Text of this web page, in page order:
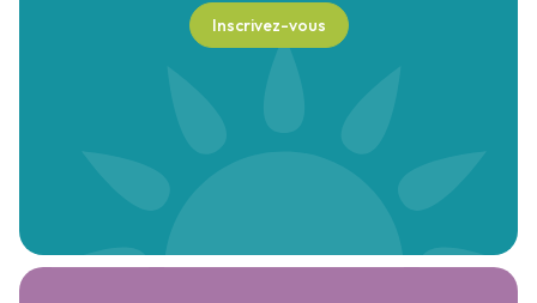
Inscrivez-vous